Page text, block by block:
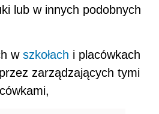
lub w innych podobnych
w szkołach i placówkach
zarządzających tymi